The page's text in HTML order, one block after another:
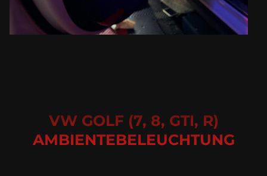
VW GOLF (7, 8, GTI, R)
AMBIENTEBELEUCHTUNG